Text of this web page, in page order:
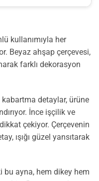
kullanımıyla her
Beyaz ahşap çerçevesi,
farklı dekorasyon
detaylar, ürüne
İnce işçilik ve
çekiyor. Çerçevenin
ışığı güzel yansıtarak
bu ayna, hem dikey hem